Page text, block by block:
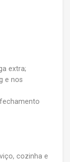
extra;
e nos
cozinha e